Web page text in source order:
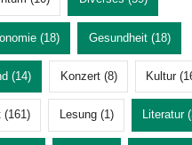
(18) Gesundheit (18)
(14) Konzert (8) Kultur
(161) Lesung (1) Literatur